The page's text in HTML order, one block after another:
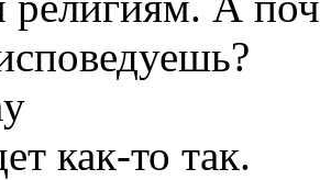
как-то так.